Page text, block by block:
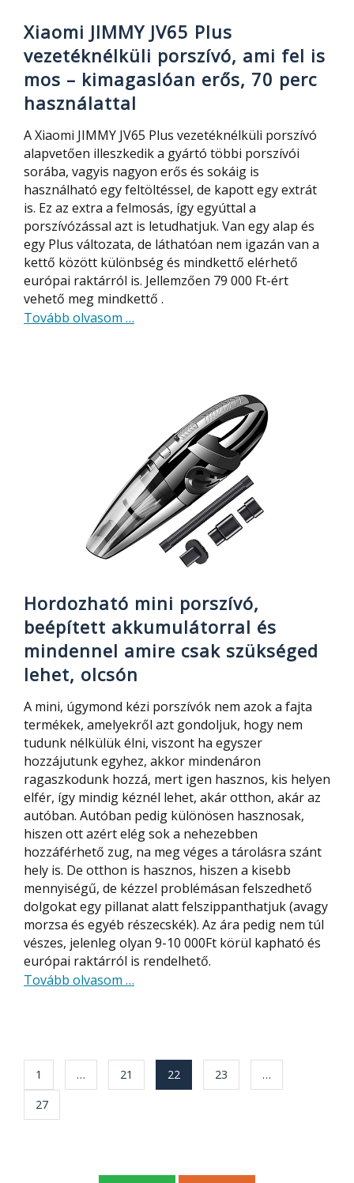
Xiaomi JIMMY JV65 Plus
vezetéknélküli porszívó, ami fel is
mos – kimagaslóan erős, 70 perc
használattal
A Xiaomi JIMMY JV65 Plus vezetéknélküli porszívó
alapvetően illeszkedik a gyártó többi porszívói
sorába, vagyis nagyon erős és sokáig is
használható egy feltöltéssel, de kapott egy extrát
is. Ez az extra a felmosás, így egyúttal a
porszívózással azt is letudhatjuk. Van egy alap és
egy Plus változata, de láthatóan nem igazán van a
kettő között különbség és mindkettő elérhető
európai raktárról is. Jellemzően 79 000 Ft-ért
vehető meg mindkettő .
Tovább olvasom about
vezetéknélküli
porszívó,
fel
is
mos
–
kimagaslóan
70
perc
használattal
…
Hordozható mini porszívó,
beépített akkumulátorral és
mindennel amire csak szükséged
lehet, olcsón
A mini, úgymond kézi porszívók nem azok a fajta
termékek, amelyekről azt gondoljuk, hogy nem
tudunk nélkülük élni, viszont ha egyszer
hozzájutunk egyhez, akkor mindenáron
ragaszkodunk hozzá, mert igen hasznos, kis helyen
elfér, így mindig kéznél lehet, akár otthon, akár az
autóban. Autóban pedig különösen hasznosak,
hiszen ott azért elég sok a nehezebben
hozzáférhető zug, na meg véges a tárolásra szánt
hely is. De otthon is hasznos, hiszen a kisebb
mennyiségű, de kézzel problémásan felszedhető
dolgokat egy pillanat alatt felszippanthatjuk (avagy
morzsa és egyéb részecskék). Az ára pedig nem túl
vészes, jelenleg olyan 9-10 000Ft körül kapható és
európai raktárról is rendelhető.
Tovább olvasom about
beépített
akkumulátorral
szükséged
…
Bejegyzés
navigáció
1 … 21 22 23
…
27